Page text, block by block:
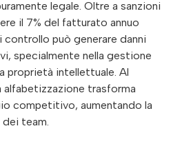
legale. Oltre a sanzioni
il 7% del fatturato annuo
controllo può generare danni
specialmente nella gestione
proprietà intellettuale. Al
trasforma
competitivo, aumentando la
dei team.